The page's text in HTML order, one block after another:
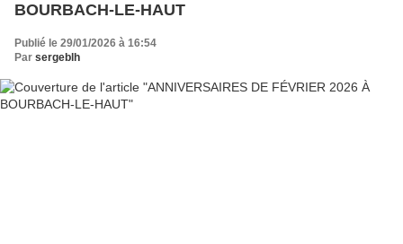
BOURBACH-LE-HAUT
Publié le 29/01/2026 à 16:54
Par sergeblh